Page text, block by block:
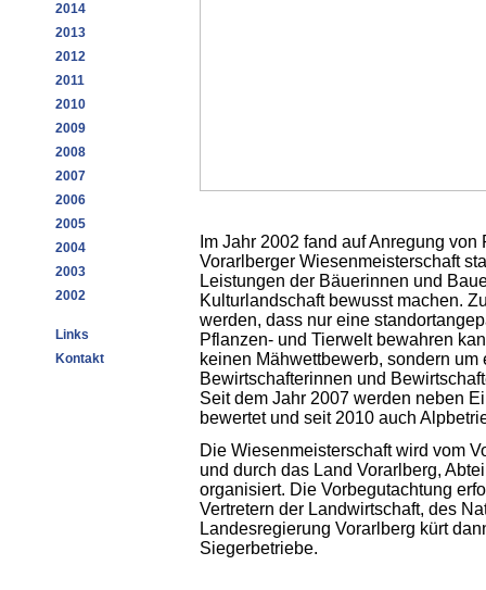
2014
2013
2012
2011
2010
2009
2008
2007
2006
2005
2004
2003
2002
Links
Kontakt
Im Jahr 2002 fand auf Anregung
Vorarlberger Wiesenmeisterschaft
Leistungen der Bäuer­innen und
Kulturlandschaft bewusst machen.
werden, dass nur eine
Pflanzen- und Tierwelt bewahren
keinen Mähwettbewerb, sondern um
Bewirtschafter­innen und
Seit dem Jahr 2007 werden neben
bewertet und seit 2010 auch
Die Wiesenmeisterschaft wird vom
und durch das Land Vorarlberg,
organisiert. Die Vorbegutachtung
Vertretern der Landwirtschaft, des
Landesregierung Vorarlberg kürt
Siegerbetriebe.